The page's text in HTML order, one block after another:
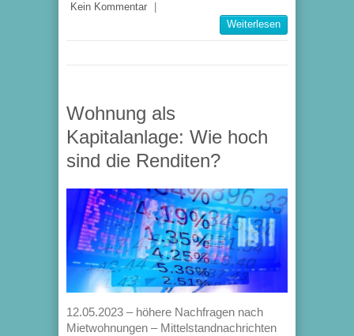
Kein Kommentar
Weiterlesen
Wohnung als
Kapitalanlage: Wie hoch
sind die Renditen?
12.05.2023 – höhere Nachfragen nach
Mietwohnungen – Mittelstandnachrichten